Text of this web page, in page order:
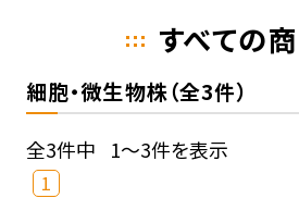
すべての
細胞・微生物株（全3件）
全3件中 1～3件を表示
1